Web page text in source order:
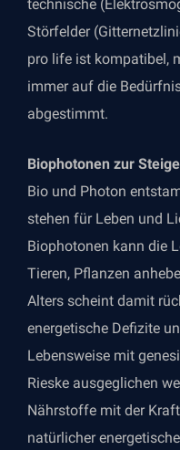
technische
Störfelder
pro life ist kompatibel,
immer auf die
abgestimmt.
Biophotonen zur
Bio und Photon
stehen für Leben und
Biophotonen kann die
Tieren, Pflanzen
Alters scheint damit
energetische Defizite
Lebensweise mit
Rieske ausgeglichen
Nährstoffe mit der
natürlicher